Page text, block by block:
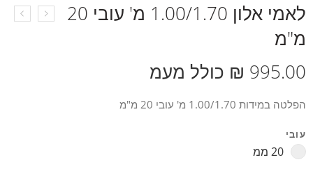
לאמי אלון 1.00/1.70 מ' עובי 20
מ"מ
995.00
₪ כולל מעמ
הפלטה במידות 1.00/1.70 מ' עובי 20 מ"מ
עובי
20 ממ